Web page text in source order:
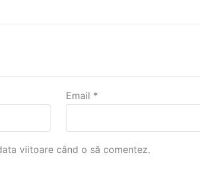
Email *
viitoare când o să comentez.